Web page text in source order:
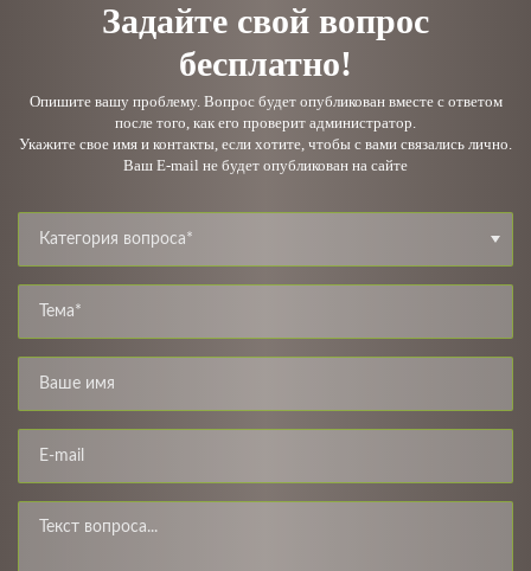
Задайте свой вопрос
бесплатно!
Опишите вашу проблему. Вопрос будет опубликован вместе с ответом
после того, как его проверит администратор.
Укажите свое имя и контакты, если хотите, чтобы с вами связались лично.
Ваш E-mail не будет опубликован на сайте
Категория вопроса*